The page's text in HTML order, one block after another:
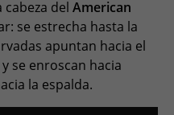
del American
se estrecha hasta la
apuntan hacia el
se enroscan hacia
la espalda.